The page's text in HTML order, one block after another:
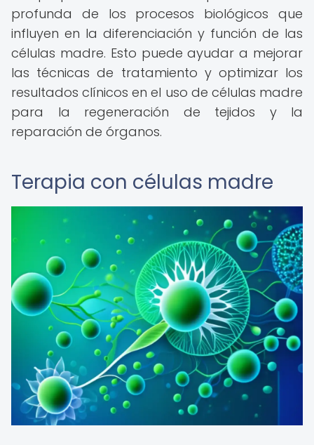
profunda de los procesos biológicos que
influyen en la diferenciación y función de las
células madre. Esto puede ayudar a mejorar
las técnicas de tratamiento y optimizar los
resultados clínicos en el uso de células madre
para la regeneración de tejidos y la
reparación de órganos.
Terapia con células madre